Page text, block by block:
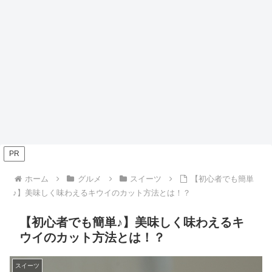
PR
ホーム グルメ スイーツ
【初心者でも簡単
♪】美味しく味わえるキウイのカット方法とは！？
【初心者でも簡単♪】美味しく味わえるキ
ウイのカット方法とは！？
スイーツ